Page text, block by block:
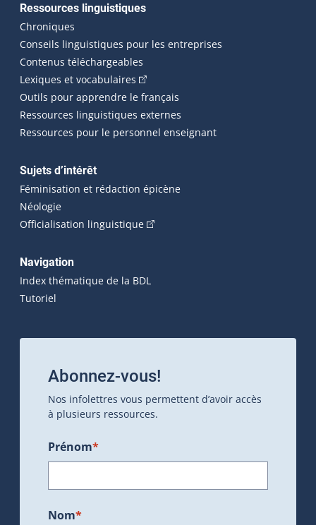
Ressources linguistiques
Chroniques
Conseils linguistiques pour les entreprises
Contenus téléchargeables
Lexiques et vocabulaires (Cet hyperlien externe s'ouvrira
Outils pour apprendre le français
Ressources linguistiques externes
Ressources pour le personnel enseignant
Sujets d’intérêt
Féminisation et rédaction épicène
Néologie
Officialisation linguistique(Cet hyperlien externe s'ouvrira
Navigation
Index thématique de la BDL
Tutoriel
Abonnez-vous!
Nos infolettres vous permettent d’avoir accès
à plusieurs ressources.
Prénom*
Nom*